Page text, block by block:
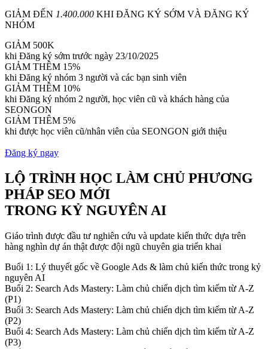
GIẢM ĐẾN 1.400.000 KHI ĐĂNG KÝ SỚM VÀ ĐĂNG KÝ
NHÓM
GIẢM 500K
khi Đăng ký sớm trước ngày 23/10/2025
GIẢM THÊM 15%
khi Đăng ký nhóm 3 người và các bạn sinh viên
GIẢM THÊM 10%
khi Đăng ký nhóm 2 người, học viên cũ và khách hàng của
SEONGON
GIẢM THÊM 5%
khi được học viên cũ/nhân viên của SEONGON giới thiệu
Đăng ký ngay
LỘ TRÌNH HỌC LÀM CHỦ PHƯƠNG
PHÁP SEO MỚI
TRONG KỶ NGUYÊN AI
Giáo trình được đầu tư nghiên cứu và update kiến thức dựa trên
hàng nghìn dự án thật được đội ngũ chuyên gia triển khai
Buổi 1: Lý thuyết gốc về Google Ads & làm chủ kiến thức trong kỷ
nguyên AI
Buổi 2: Search Ads Mastery: Làm chủ chiến dịch tìm kiếm từ A-Z
(P1)
Buổi 3: Search Ads Mastery: Làm chủ chiến dịch tìm kiếm từ A-Z
(P2)
Buổi 4: Search Ads Mastery: Làm chủ chiến dịch tìm kiếm từ A-Z
(P3)